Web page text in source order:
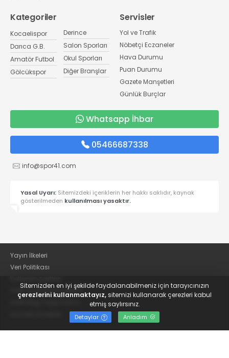
Kategoriler
Kocaelispor
Darıca G.B.
Amatör Futbol
Gölcükspor
Derince
Salon Sporları
Okul Sporları
Diğer Branşlar
Servisler
Yol ve Trafik
Nöbetçi Eczaneler
Hava Durumu
Puan Durumu
Gazete Manşetleri
Günlük Burçlar
Whatsapp İhbar
05466687338
info@spor41.com
Yasal Uyarı: Sitemizdeki içeriklerin her hakkı saklıdır, kaynak
gösterilmeden kullanılması yasaktır.
Yayın İlkeleri
Veri Politikası
KVKK Aydınlatma Metni
Sitemizden en iyi şekilde faydalanabilmeniz için tarayıcınızın
çerezlerini kullanmaktayız,sitemizi kullanarak çerezleri kabul
etmiş saylırsınız.
Detaylar Anladım